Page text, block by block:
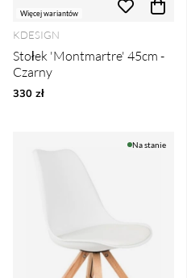
Więcej wariantów
KDESIGN
Stołek 'Montmartre' 45cm -
Czarny
330 zł
Na stanie